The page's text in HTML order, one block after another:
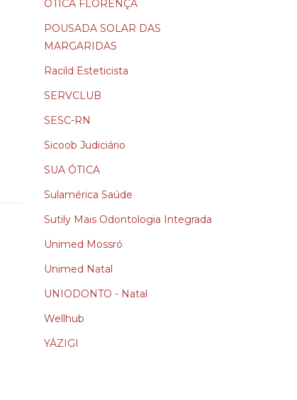
ÓTICA FLORENÇA
POUSADA SOLAR DAS
MARGARIDAS
Racild Esteticista
SERVCLUB
SESC-RN
Sicoob Judiciário
SUA ÓTICA
Sulamérica Saúde
Sutily Mais Odontologia Integrada
Unimed Mossró
Unimed Natal
UNIODONTO - Natal
Wellhub
YÁZIGI